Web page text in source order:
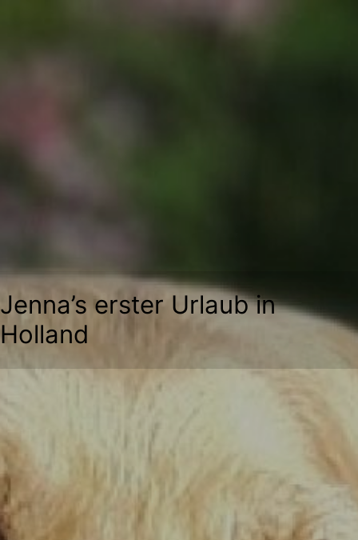
Jenna’s erster Urlaub in
Holland